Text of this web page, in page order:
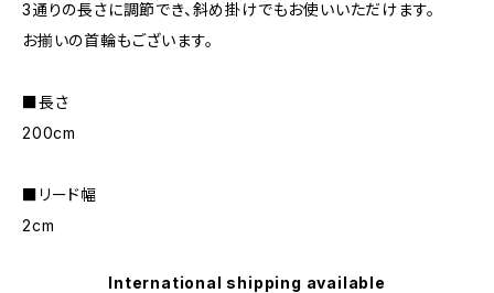
3通りの長さに調節でき、斜め掛けでもお使いいただけます。
お揃いの首輪もございます。
■長さ
200cm
■リード幅
2cm
International shipping available